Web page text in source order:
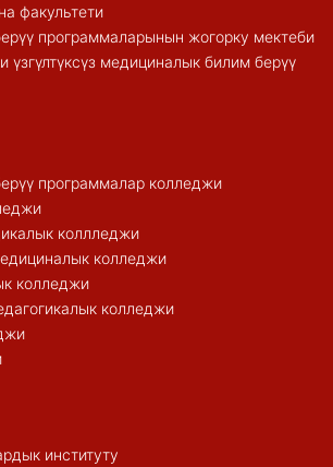
факультети
программаларынын жогорку мектеби
үзгүлтүксүз медициналык билим берүү
программалар колледжи
коллледжи
колледжи
колледжи
колледжи
институту